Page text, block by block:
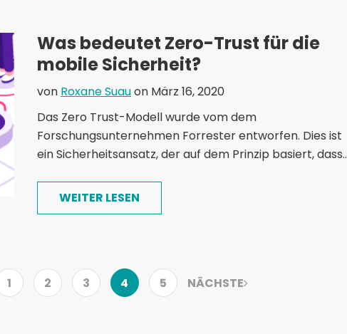
Was bedeutet Zero-Trust für die
mobile Sicherheit?
von Roxane Suauon März 16, 2020
Das Zero Trust-Modell wurde vom dem
Forschungsunternehmen Forrester entworfen. Dies ist
ein Sicherheitsansatz, der auf dem Prinzip basiert,
WEITER LESEN
1 2 3 4 5 NÄCHSTE